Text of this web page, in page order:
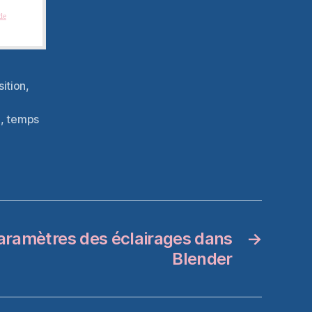
,
,temps
→
des éclairages dans
Blender